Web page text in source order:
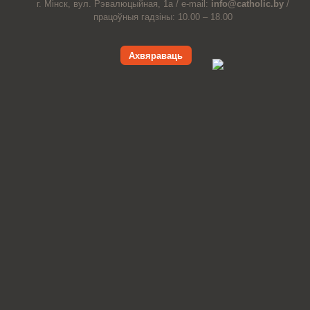
г. Мінск, вул. Рэвалюцыйная, 1а / e-mail: info@catholic.by /
працоўныя гадзіны: 10.00 – 18.00
Ахвяраваць